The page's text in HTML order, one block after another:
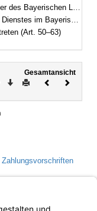
Landtags (Art. 28–40)
Landtag (Art. 41–49)
(Art. 50–63)
Gesamtansicht
Download
DruckenVorheriges